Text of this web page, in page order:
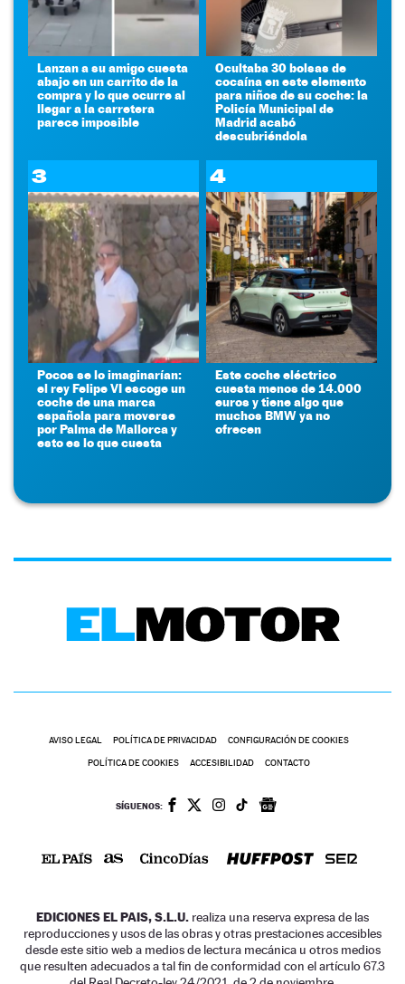
Lanzan a su amigo cuesta
abajo en un carrito de la
compra y lo que ocurre al
llegar a la carretera
parece imposible
Ocultaba 30 bolsas de
cocaína en este elemento
para niños de su coche: la
Policía Municipal de
Madrid acabó
descubriéndola
3
Pocos se lo imaginarían:
el rey Felipe VI escoge un
coche de una marca
española para moverse
por Palma de Mallorca y
esto es lo que cuesta
4
Este coche eléctrico
cuesta menos de 14.000
euros y tiene algo que
muchos BMW ya no
ofrecen
AVISO LEGAL POLÍTICA DE PRIVACIDAD CONFIGURACIÓN DE COOKIES
POLÍTICA DE COOKIES ACCESIBILIDAD CONTACTO
SÍGUENOS:
EDICIONES EL PAIS, S.L.U. realiza una reserva expresa de las
reproducciones y usos de las obras y otras prestaciones accesibles
desde este sitio web a medios de lectura mecánica u otros medios
que resulten adecuados a tal fin de conformidad con el artículo 67.3